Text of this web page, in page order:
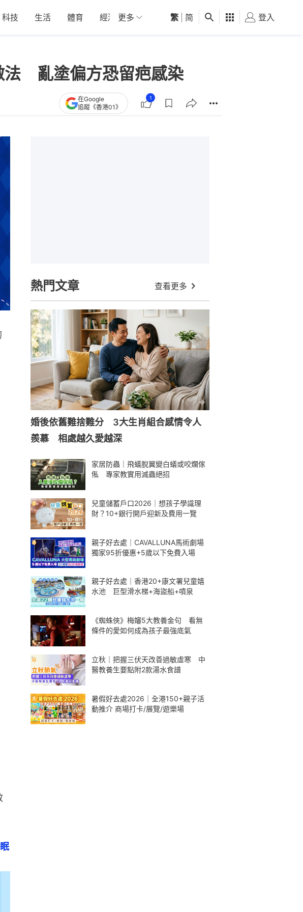
科技 生活 體育 經濟 01深圳 觀點 健康 好食玩飛
更多 繁 简 登入
法 亂塗偏方恐留疤感染
在Google
追蹤《香港01》
1
熱門文章 查看更多
婚後依舊難捨難分 3大生肖組合感情令人
羨慕 相處越久愛越深
家居防蟲｜飛蟻脫翼變白蟻或咬爛傢
俬 專家教實用滅蟲絕招
兒童儲蓄戶口2026｜想孩子學識理
財？10+銀行開戶迎新及費用一覽
親子好去處｜CAVALLUNA馬術劇場
獨家95折優惠+5歲以下免費入場
親子好去處｜香港20+康文署兒童嬉
水池 巨型滑水梯+海盜船+噴泉
《蜘蛛俠》梅嬸5大教養金句 看無
條件的愛如何成為孩子最強底氣
立秋｜把握三伏天改善過敏虛寒 中
醫教養生要點附2款湯水食譜
暑假好去處2026｜全港150+親子活
動推介 商場打卡/展覽/遊樂場